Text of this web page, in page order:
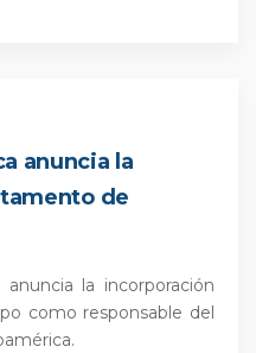
anuncia la
de
la incorporación
como responsable del